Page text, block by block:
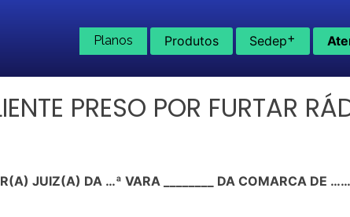
Planos Produtos Sedep+
PRESO POR FURTAR
JUIZ(A) DA …ª VARA ________ DA COMARCA